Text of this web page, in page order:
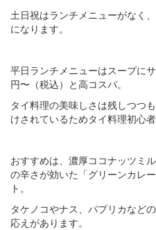
土日祝はランチメニューがなく
になります。
平日ランチメニューはスープに
円〜（税込）と高コスパ。
タイ料理の美味しさは残しつつ
けされているためタイ料理初心
おすすめは、濃厚ココナッツミ
の辛さが効いた「グリーンカレ
ト。
タケノコやナス、パプリカなど
応えがあります。